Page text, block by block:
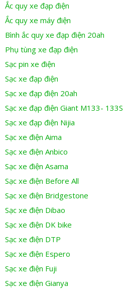
Ắc quy xe đạp điện
Ắc quy xe máy điện
Bình ắc quy xe đạp điện 20ah
Phụ tùng xe đạp điện
Sạc pin xe điện
Sạc xe đạp điện
Sạc xe đạp điện 20ah
Sạc xe đạp điện Giant M133- 133S
Sạc xe đạp điện Nijia
Sạc xe điện Aima
Sạc xe điện Anbico
Sạc xe điện Asama
Sạc xe điện Before All
Sạc xe điện Bridgestone
Sạc xe điện Dibao
Sạc xe điện DK bike
Sạc xe điện DTP
Sạc xe điện Espero
Sạc xe điện Fuji
Sạc xe điện Gianya